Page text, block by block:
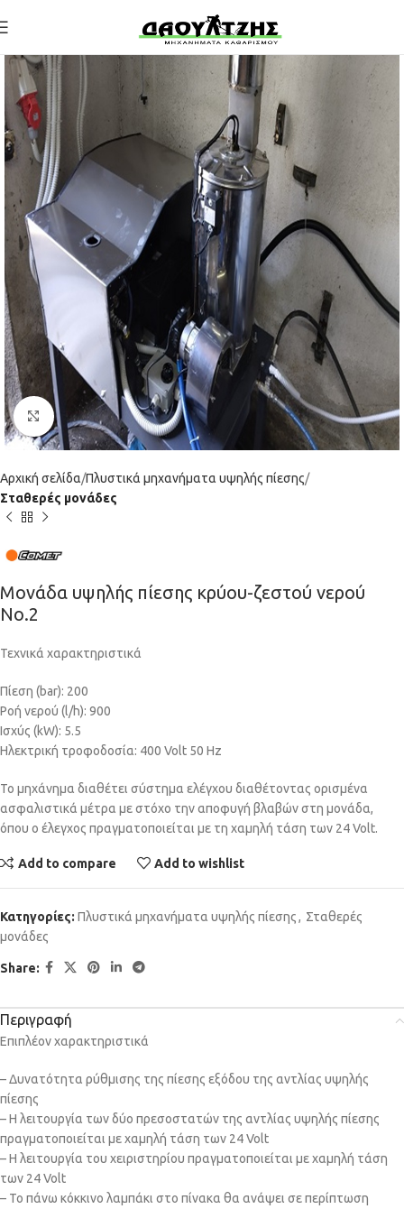
Click to enlarge
Αρχική σελίδα Πλυστικά μηχανήματα υψηλής πίεσης
Σταθερές μονάδες
Μονάδα υψηλής πίεσης κρύου-ζεστού νερού
Νο.2
Τεχνικά χαρακτηριστικά
Πίεση (bar): 200
Ροή νερού (l/h): 900
Ισχύς (kW): 5.5
Ηλεκτρική τροφοδοσία: 400 Volt 50 Hz
Το μηχάνημα διαθέτει σύστημα ελέγχου διαθέτοντας ορισμένα
ασφαλιστικά μέτρα με στόχο την αποφυγή βλαβών στη μονάδα,
όπου ο έλεγχος πραγματοποιείται με τη χαμηλή τάση των 24 Volt.
Add to compare Add to wishlist
Κατηγορίες: Πλυστικά μηχανήματα υψηλής πίεσης, Σταθερές
μονάδες
Share:
Περιγραφή
Επιπλέον χαρακτηριστικά
– Δυνατότητα ρύθμισης της πίεσης εξόδου της αντλίας υψηλής
πίεσης
– Η λειτουργία των δύο πρεσοστατών της αντλίας υψηλής πίεσης
πραγματοποιείται με χαμηλή τάση των 24 Volt
– Η λειτουργία του χειριστηρίου πραγματοποιείται με χαμηλή τάση
των 24 Volt
– Το πάνω κόκκινο λαμπάκι στο πίνακα θα ανάψει σε περίπτωση